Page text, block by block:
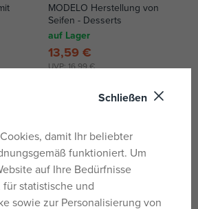
MODELO Herstellung von
Seifen - Desserts
auf Lager
UVP:16,99 €
13,59 €
Schließen
damit Ihr beliebter
funktioniert. Um
auf Ihre Bedürfnisse
statistische und
sowie zur Personalisierung von